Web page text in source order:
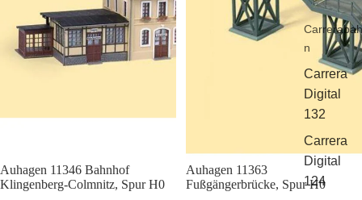
Carrerabah
n
Carrera
Digital
132
Carrera
Digital
124
Sale
Auhagen 11346 Bahnhof
Klingenberg-Colmnitz, Spur H0
Sale
Auhagen 11363
Fußgängerbrücke, Spur H0